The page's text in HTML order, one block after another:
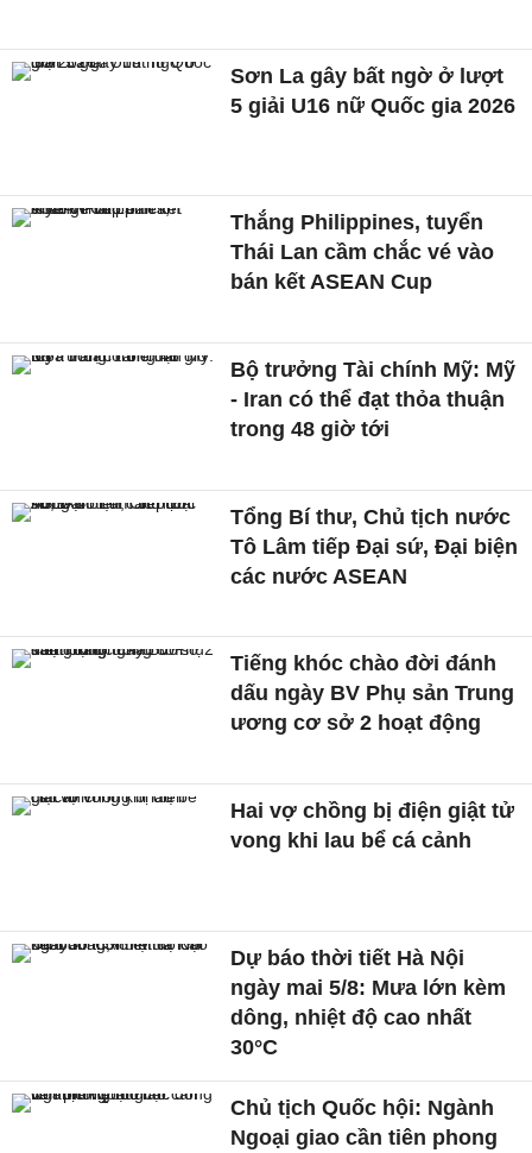
Sơn La gây bất ngờ ở lượt
5 giải U16 nữ Quốc gia 2026
Thắng Philippines, tuyển
Thái Lan cầm chắc vé vào
bán kết ASEAN Cup
Bộ trưởng Tài chính Mỹ: Mỹ
- Iran có thể đạt thỏa thuận
trong 48 giờ tới
Tổng Bí thư, Chủ tịch nước
Tô Lâm tiếp Đại sứ, Đại biện
các nước ASEAN
Tiếng khóc chào đời đánh
dấu ngày BV Phụ sản Trung
ương cơ sở 2 hoạt động
Hai vợ chồng bị điện giật tử
vong khi lau bể cá cảnh
Dự báo thời tiết Hà Nội
ngày mai 5/8: Mưa lớn kèm
dông, nhiệt độ cao nhất
30°C
Chủ tịch Quốc hội: Ngành
Ngoại giao cần tiên phong